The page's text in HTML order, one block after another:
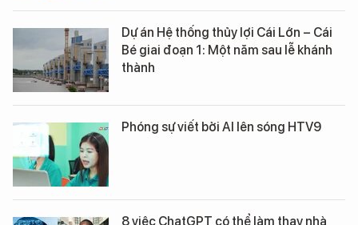
Dự án Hệ thống thủy lợi Cái Lớn – Cái
Bé giai đoạn 1: Một năm sau lễ khánh
thành
Phóng sự viết bởi AI lên sóng HTV9
8 việc ChatGPT có thể làm thay nhà